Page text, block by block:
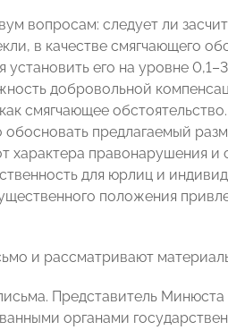
вопросам: следует ли
в качестве смягчающего
его на уровне
добровольной
смягчающее
предлагаемый
характера правонарушения и
для юрлиц и
положения
и рассматривают
Представитель Минюста
органами